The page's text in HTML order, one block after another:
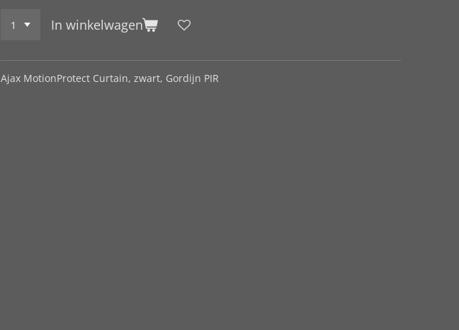
In winkelwagen
Ajax MotionProtect Curtain, zwart, Gordijn PIR